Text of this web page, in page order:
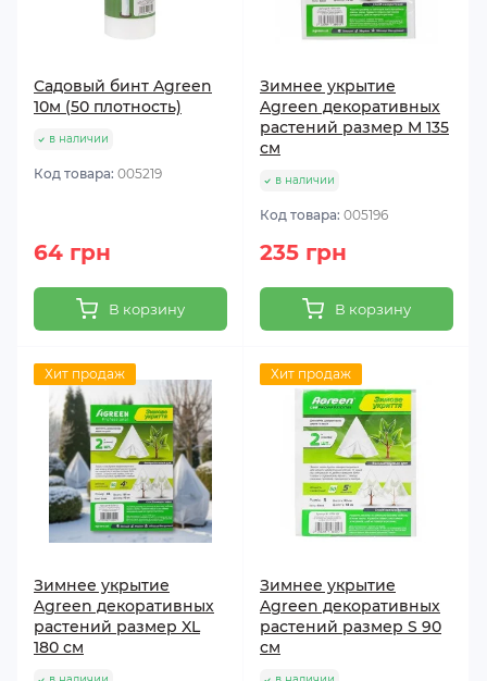
Садовый бинт Agreen
10м (50 плотность)
в наличии
Код товара: 005219
64 грн
В корзину
Зимнее укрытие
Agreen декоративных
растений размер M 135
см
в наличии
Код товара: 005196
235 грн
В корзину
Хит продаж
Зимнее укрытие
Agreen декоративных
растений размер XL
180 см
Хит продаж
Зимнее укрытие
Agreen декоративных
растений размер S 90
см